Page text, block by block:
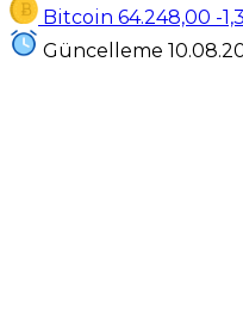
Bitcoin 64.248,00 -
Güncelleme